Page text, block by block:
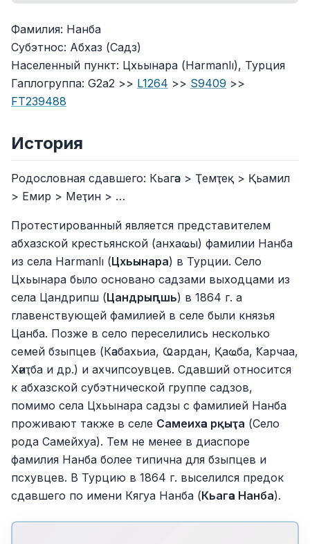
Фамилия: Нанба
Субэтнос: Абхаз (Садз)
Населенный пункт: Цхьынара (Harmanlı), Турция
Гаплогруппа: G2a2 >> L1264 >> S9409 >>
FT239488
История
Родословная сдавшего: Кьагәа > Ҭемҭеқ > Қьамил
> Емир > Меҭин > …
Протестированный является представителем
абхазской крестьянской (анхаҩы) фамилии Нанба
из села Harmanlı (Цхьынара) в Турции. Село
Цхьынара было основано садзами выходцами из
села Цандрипш (Цандрыԥшь) в 1864 г. а
главенствующей фамилией в селе были князья
Цанба. Позже в село переселились несколько
семей бзыпцев (Кәабахьиа, Ҩардан, Қаҩба, Ҟарчаа,
Хәиҭба и др.) и ахчипсоувцев. Сдавший относится
к абхазской субэтнической группе садзов,
помимо села Цхьынара садзы с фамилией Нанба
проживают также в селе Самеихәа рқыҭа (Село
рода Самейхуа). Тем не менее в диаспоре
фамилия Нанба более типична для бзыпцев и
псхувцев. В Турцию в 1864 г. выселился предок
сдавшего по имени Кягуа Нанба (Кьагәа Нанба).